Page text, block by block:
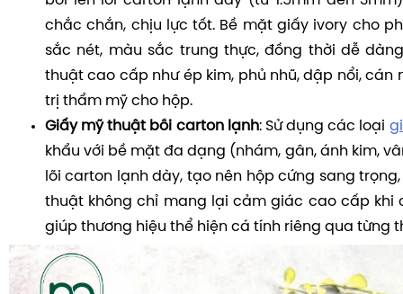
chắc chắn, chịu lực tốt. Bề mặt giấy ivory cho
sắc nét, màu sắc trung thực, đồng thời dễ
thuật cao cấp như ép kim, phủ nhũ, dập nổi, cán
trị thẩm mỹ cho hộp.
Giấy mỹ thuật bồi carton lạnh: Sử dụng các loại
khẩu với bề mặt đa dạng (nhám, gân, ánh kim,
lõi carton lạnh dày, tạo nên hộp cứng sang
thuật không chỉ mang lại cảm giác cao cấp khi
giúp thương hiệu thể hiện cá tính riêng qua từng